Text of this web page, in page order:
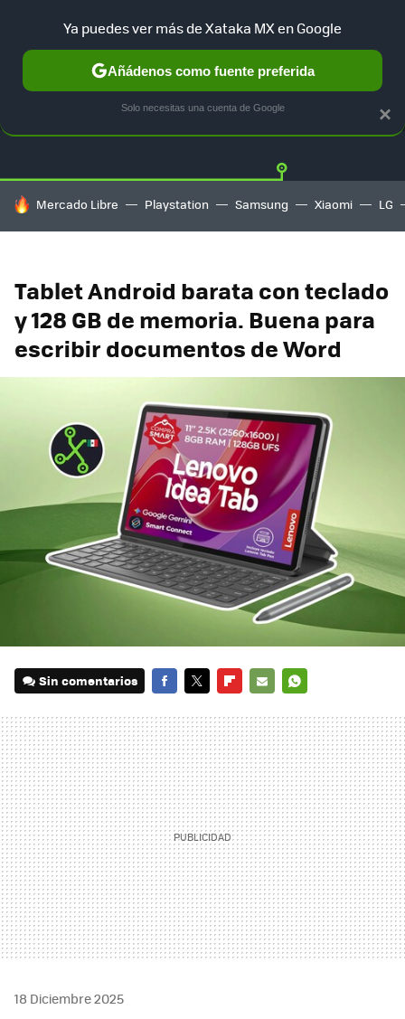
GUÍA DE COMPRAS MERCADO LIBRE
HOY SE HABLA DE
Mercado Libre Playstation Samsung Xiaomi LG
Tablet Android barata con teclado
y 128 GB de memoria. Buena para
escribir documentos de Word
Sin comentarios
MAIL
18 Diciembre 2025
×
Ya puedes ver más de Xataka MX en Google
Añádenos como fuente preferida
Solo necesitas una cuenta de Google